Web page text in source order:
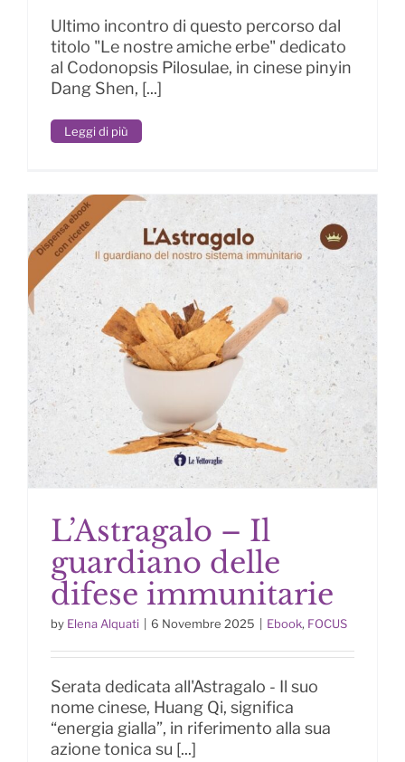
Ultimo incontro di questo percorso dal
titolo "Le nostre amiche erbe" dedicato
al Codonopsis Pilosulae, in cinese pinyin
Dang Shen, [...]
Leggi di più
L’Astragalo – Il guardiano delle
difese immunitarie
L’Astragalo – Il
guardiano delle
difese immunitarie
by Elena Alquati 6 Novembre 2025 Ebook, FOCUS
Serata dedicata all'Astragalo - Il suo
nome cinese, Huang Qi, significa
“energia gialla”, in riferimento alla sua
azione tonica su [...]